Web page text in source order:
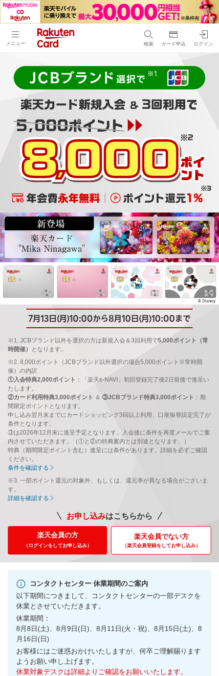
メニュー 検索 カード申込 ログイン
7月13日(月)10:00から8月10日(月)10:00まで
※1. JCBブランド以外を選択の方は新規入会＆3回利用で5,000ポイント（常
時開催）
となります。
※2. 8,000ポイント（JCBブランド以外選択の場合5,000ポイント※常時開
催）の内訳
①入会特典2,000ポイント ：「楽天e-NAVI」初回登録完了後2日前後で進呈い
たします。
②カード利用特典3,000ポイント ＆ ③JCBブランド特典3,000ポイント ：期
間限定ポイントとなります。
申し込み翌月末までにカードショッピング3回以上利用、口座振替設定完了が
条件となります。
③は2026年12月末に進呈予定となります。入会後に条件を再度メールでご案
内させていただきます。（①と②の特典案内とは別途となります。）
特典（期間限定ポイント含む）進呈には条件があります。詳細を必ずご確認
ください。
条件を確認する
※3. 一部ポイント還元の対象外、もしくは、還元率が異なる場合がございま
す。
詳細を確認する
お申し込みはこちらから
楽天会員の方
（ログインをしてお申し込み）
楽天会員でない方
（楽天会員登録をしてお申し込み）
コンタクトセンター 休業期間のご案内
以下期間につきまして、コンタクトセンターの一部デスクを
休業とさせていただきます。
休業期間：
8月8日(土)、8月9日(日)、8月11日(火・祝)、8月15日(土)、8
月16日(日)
お客様にはご迷惑おかけいたしますが、何卒ご理解賜ります
ようお願い申し上げます。
休業対象デスクは詳細よりご確認をお願いいたします。